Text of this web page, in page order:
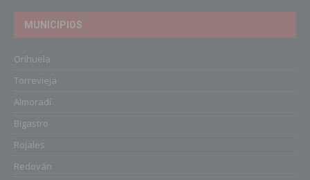
MUNICIPIOS
Orihuela
Torrevieja
Almoradí
Bigastro
Rojales
Redován